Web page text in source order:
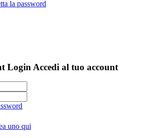
la password
Login Accedi al tuo account
uno qui